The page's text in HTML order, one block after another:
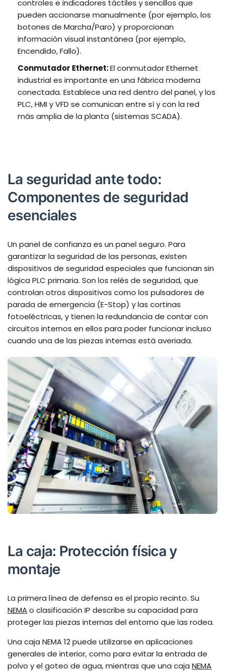
controles e indicadores táctiles y sencillos que
pueden accionarse manualmente (por ejemplo, los
botones de Marcha/Paro) y proporcionan
información visual instantánea (por ejemplo,
Encendido, Fallo).
Conmutador Ethernet:El conmutador Ethernet
industrial es importante en una fábrica moderna
conectada. Establece una red dentro del panel, y los
PLC, HMI y VFD se comunican entre sí y con la red
más amplia de la planta (sistemas SCADA).
La seguridad ante todo:
Componentes de seguridad
esenciales
Un panel de confianza es un panel seguro. Para
garantizar la seguridad de las personas, existen
dispositivos de seguridad especiales que funcionan sin
lógica PLC primaria. Son los relés de seguridad, que
controlan otros dispositivos como los pulsadores de
parada de emergencia (E-Stop) y las cortinas
fotoeléctricas, y tienen la redundancia de contar con
circuitos internos en ellos para poder funcionar incluso
cuando una de las piezas internas está averiada.
La caja: Protección física y
montaje
La primera línea de defensa es el propio recinto. Su
NEMAo clasificación IP describe su capacidad para
proteger las piezas internas del entorno que las rodea.
Una caja NEMA 12 puede utilizarse en aplicaciones
generales de interior, como para evitar la entrada de
polvo y el goteo de agua, mientras que una caja NEMA